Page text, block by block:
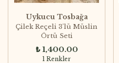
Uykucu Tosbağa
Çilek Reçeli 3'lü Müslin
Örtü Seti
₺ 1,400.00
1 Renkler